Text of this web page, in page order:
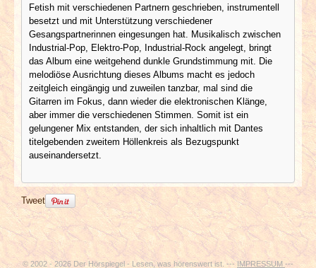
Fetish mit verschiedenen Partnern geschrieben, instrumentell
besetzt und mit Unterstützung verschiedener
Gesangspartnerinnen eingesungen hat. Musikalisch zwischen
Industrial-Pop, Elektro-Pop, Industrial-Rock angelegt, bringt
das Album eine weitgehend dunkle Grundstimmung mit. Die
melodiöse Ausrichtung dieses Albums macht es jedoch
zeitgleich eingängig und zuweilen tanzbar, mal sind die
Gitarren im Fokus, dann wieder die elektronischen Klänge,
aber immer die verschiedenen Stimmen. Somit ist ein
gelungener Mix entstanden, der sich inhaltlich mit Dantes
titelgebenden zweitem Höllenkreis als Bezugspunkt
auseinandersetzt.
Tweet
© 2002 - 2026 Der Hörspiegel - Lesen, was hörenswert ist. ---IMPRESSUM ---